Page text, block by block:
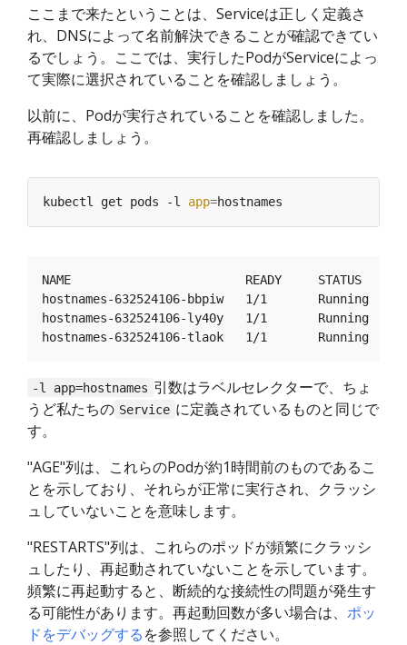
ここまで来たということは、Serviceは正しく定義さ
れ、DNSによって名前解決できることが確認できてい
るでしょう。ここでは、実行したPodがServiceによっ
て実際に選択されていることを確認しましょう。
以前に、Podが実行されていることを確認しました。
再確認しましょう。
kubectl get pods -l app=
NAME                        READY     STATUS
hostnames-632524106-bbpiw   1/1       Running
hostnames-632524106-ly40y   1/1       Running
-l app=hostnames 引数はラベルセレクターで、ちょ
うど私たちの Service に定義されているものと同じで
す。
"AGE"列は、これらのPodが約1時間前のものであるこ
とを示しており、それらが正常に実行され、クラッシ
ュしていないことを意味します。
"RESTARTS"列は、これらのポッドが頻繁にクラッシ
ュしたり、再起動されていないことを示しています。
頻繁に再起動すると、断続的な接続性の問題が発生す
る可能性があります。再起動回数が多い場合は、 ポッ
ドをデバッグするを参照してください。